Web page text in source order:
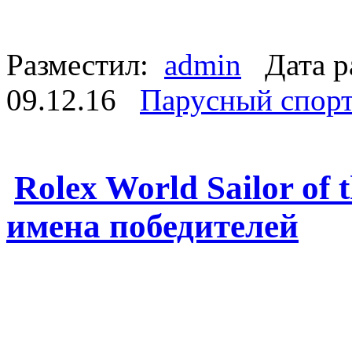
Разместил: admin Дата
09.12.16 Парусный
Rolex World Sailor of
имена победителей